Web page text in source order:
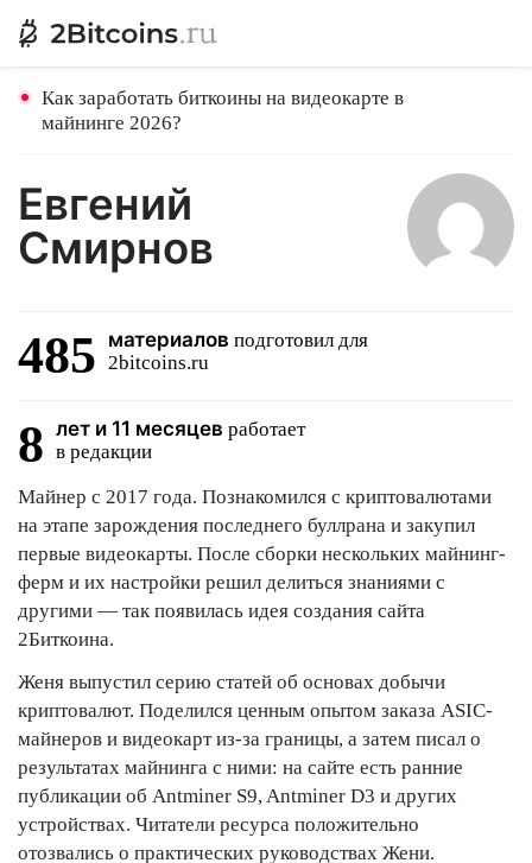
Как заработать биткоины на видеокарте в
майнинге 2026?
Евгений
Смирнов
485 материалов подготовил для
2bitcoins.ru
8 лет и 11 месяцев работает
в редакции
Майнер с 2017 года. Познакомился с криптовалютами
на этапе зарождения последнего буллрана и закупил
первые видеокарты. После сборки нескольких майнинг-
ферм и их настройки решил делиться знаниями с
другими — так появилась идея создания сайта
2Биткоина.
Женя выпустил серию статей об основах добычи
криптовалют. Поделился ценным опытом заказа ASIC-
майнеров и видеокарт из-за границы, а затем писал о
результатах майнинга с ними: на сайте есть ранние
публикации об Antminer S9, Antminer D3 и других
устройствах. Читатели ресурса положительно
отозвались о практических руководствах Жени.